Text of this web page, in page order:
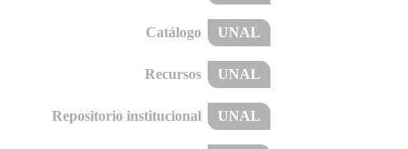
Catálogo UNAL
Recursos UNAL
Repositorio institucional UNAL